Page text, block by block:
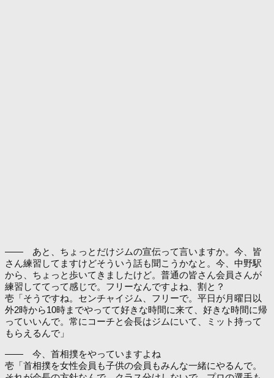
―― あと、ちょっとだけジムの宣伝って言いますか。今、皆
さん練習してますけどそういう話も聞こうかなと。今、中野駅
から、ちょっと歩いてきましたけど。普通の皆さん会員さんが
練習しててって感じで。フリーなんですよね、割と？
壱「そうですね。センチャイジム、フリーで。平日が月曜日以
外2時から10時までやってて好きな時間に来て、好きな時間に帰
っていいんで。常にコーチと会長はジムにいて、ミット持って
もらえるんで」
―― 今、首相撲をやっていますよね
壱「首相撲を女性会員も子供の会員もみんな一緒にやるんで。